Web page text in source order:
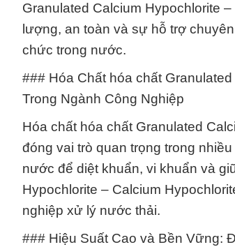
Granulated Calcium Hypochlorite
lượng, an toàn và sự hỗ trợ
chức trong nước.
### Hóa Chất hóa chất
Trong Ngành Công Nghiệp
Hóa chất hóa chất Granulated
đóng vai trò quan trọng trong
nước để diệt khuẩn, vi khuẩn và
Hypochlorite – Calcium
nghiệp xử lý nước thải.
### Hiệu Suất Cao và Bền Vững: